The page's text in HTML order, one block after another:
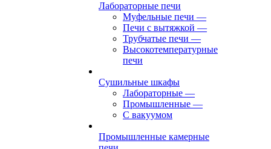
Лабораторные печи
Муфельные печи —
Печи с вытяжкой —
Трубчатые печи —
Высокотемпературные
печи
Сушильные шкафы
Лабораторные —
Промышленные —
С вакуумом
Промышленные камерные